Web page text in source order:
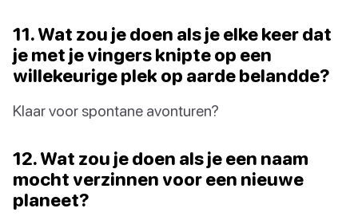
11. Wat zou je doen als je elke keer dat
je met je vingers knipte op een
willekeurige plek op aarde belandde?
Klaar voor spontane avonturen?
12. Wat zou je doen als je een naam
mocht verzinnen voor een nieuwe
planeet?